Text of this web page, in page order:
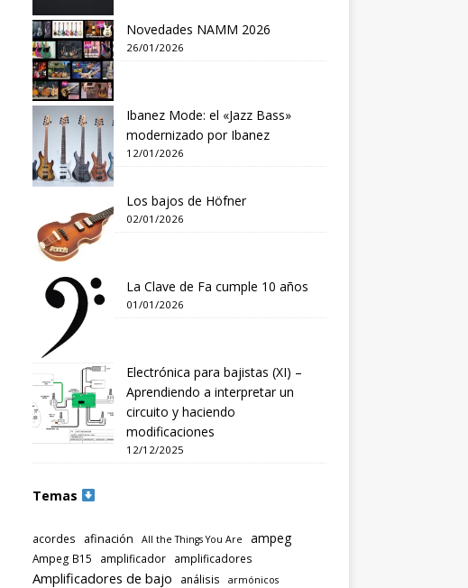
Novedades NAMM 2026
26/01/2026
Ibanez Mode: el «Jazz Bass»
modernizado por Ibanez
12/01/2026
Los bajos de Höfner
02/01/2026
La Clave de Fa cumple 10 años
01/01/2026
Electrónica para bajistas (XI) –
Aprendiendo a interpretar un
circuito y haciendo
modificaciones
12/12/2025
Temas
acordes afinación All the Things You Are ampeg
Ampeg B15 amplificador amplificadores
Amplificadores de bajo análisis armónicos